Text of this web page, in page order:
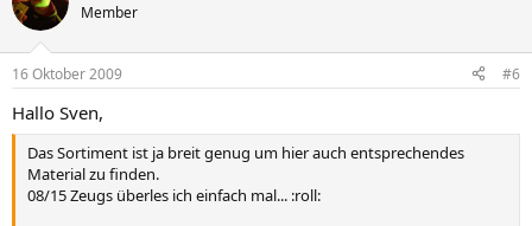
Member
16 Oktober 2009 #6
Hallo Sven,
Das Sortiment ist ja breit genug um hier auch entsprechendes
Material zu finden.
08/15 Zeugs überles ich einfach mal... :roll: